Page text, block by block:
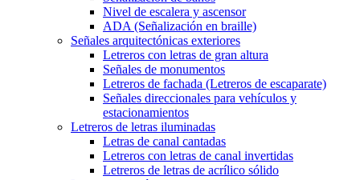
Nivel de escalera y ascensor
ADA (Señalización en braille)
Señales arquitectónicas exteriores
Letreros con letras de gran altura
Señales de monumentos
Letreros de fachada (Letreros de escaparate)
Señales direccionales para vehículos y
estacionamientos
Letreros de letras iluminadas
Letras de canal cantadas
Letreros con letras de canal invertidas
Letreros de letras de acrílico sólido